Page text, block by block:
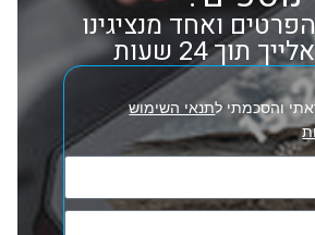
ואחד מנציגינו
תוך 24 שעות
והסכמתי לתנאי השימוש